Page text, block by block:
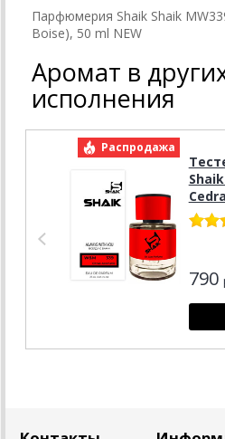
Парфюмерия Shaik Shaik
Boise), 50 ml NEW
Аромат в
исполнения
Распродажа
790